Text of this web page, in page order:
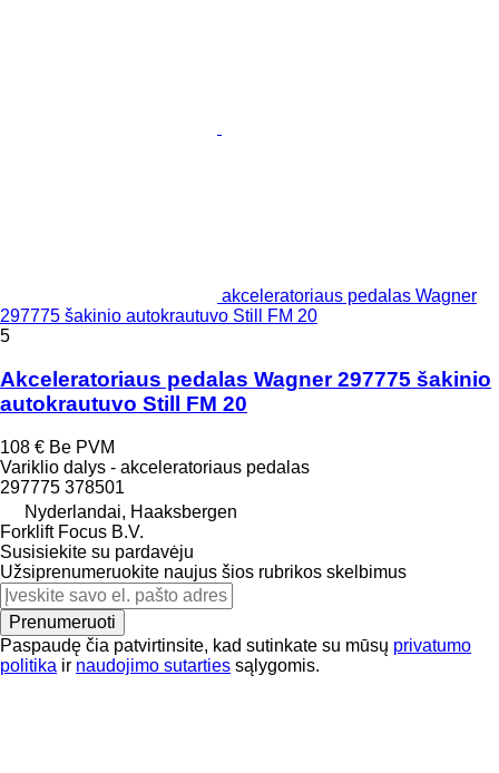
akceleratoriaus pedalas Wagner
297775 šakinio autokrautuvo Still FM 20
5
Akceleratoriaus pedalas Wagner 297775 šakinio
autokrautuvo Still FM 20
108 € Be PVM
Variklio dalys - akceleratoriaus pedalas
297775 378501
Nyderlandai, Haaksbergen
Forklift Focus B.V.
Susisiekite su pardavėju
Užsiprenumeruokite naujus šios rubrikos skelbimus
Prenumeruoti
Paspaudę čia patvirtinsite, kad sutinkate su mūsų privatumo
politika ir naudojimo sutarties sąlygomis.